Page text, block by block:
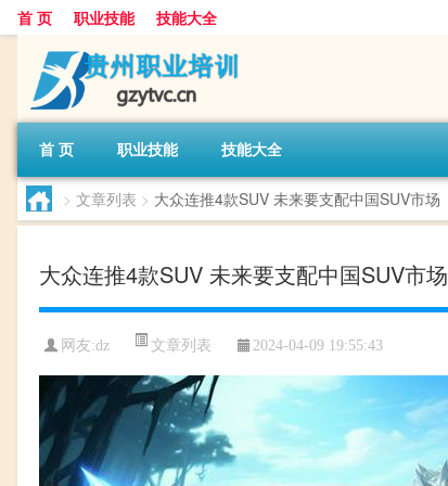
首 页 职业技能 技能大全
首 页 职业技能 技能大全
> 文章列表 > 大众连推4款SUV 未来要支配中国SUV市场
大众连推4款SUV 未来要支配中国SUV市场
网友:dz 文章列表 2024-04-09 19:55:43